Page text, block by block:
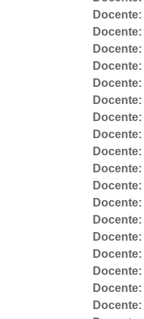
Docente:
Docente:
Docente:
Docente:
Docente:
Docente:
Docente:
Docente:
Docente:
Docente:
Docente:
Docente:
Docente:
Docente:
Docente:
Docente:
Docente:
Docente: